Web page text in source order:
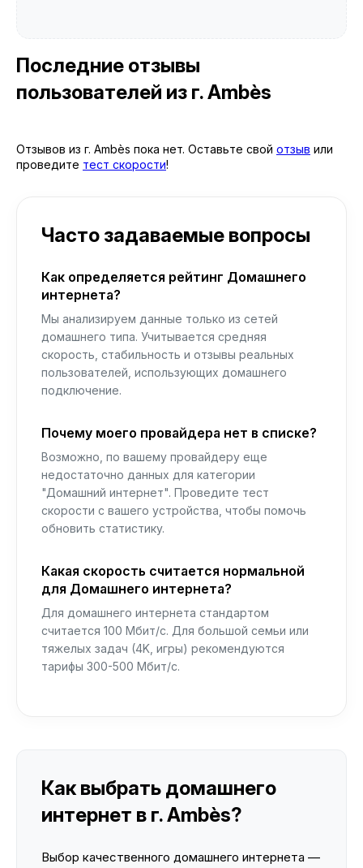
Последние отзывы
пользователей из г. Ambès
Отзывов из г. Ambès пока нет. Оставьте свой отзыв или
проведите тест скорости!
Часто задаваемые вопросы
Как определяется рейтинг Домашнего
интернета?
Мы анализируем данные только из сетей
домашнего типа. Учитывается средняя
скорость, стабильность и отзывы реальных
пользователей, использующих домашнего
подключение.
Почему моего провайдера нет в списке?
Возможно, по вашему провайдеру еще
недостаточно данных для категории
"Домашний интернет". Проведите тест
скорости с вашего устройства, чтобы помочь
обновить статистику.
Какая скорость считается нормальной
для Домашнего интернета?
Для домашнего интернета стандартом
считается 100 Мбит/с. Для большой семьи или
тяжелых задач (4K, игры) рекомендуются
тарифы 300-500 Мбит/с.
Как выбрать домашнего
интернет в г. Ambès?
Выбор качественного домашнего интернета —